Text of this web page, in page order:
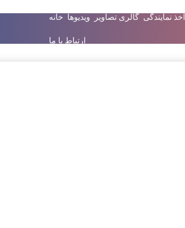
خانه ویدیوها گالری تصاویر اخذ نمایندگی
ارتباط با ما